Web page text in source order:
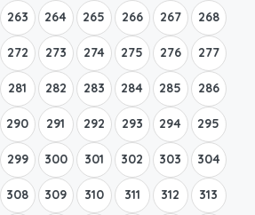
263 264 265 266 267 268
272 273 274 275 276 277
281 282 283 284 285 286
290 291 292 293 294 295
299 300 301 302 303 304
308 309 310 311 312 313